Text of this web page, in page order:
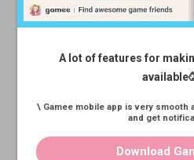
A lot of features for
\ Gamee mobile app is very smooth
and get
Download